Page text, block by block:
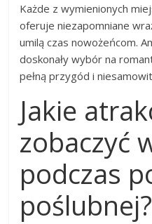
Każde z wymienionych
oferuje niezapomniane
umilą czas nowożeńcom.
doskonały wybór na
pełną przygód i
Jakie
zobaczyć
podczas
poślubnej?